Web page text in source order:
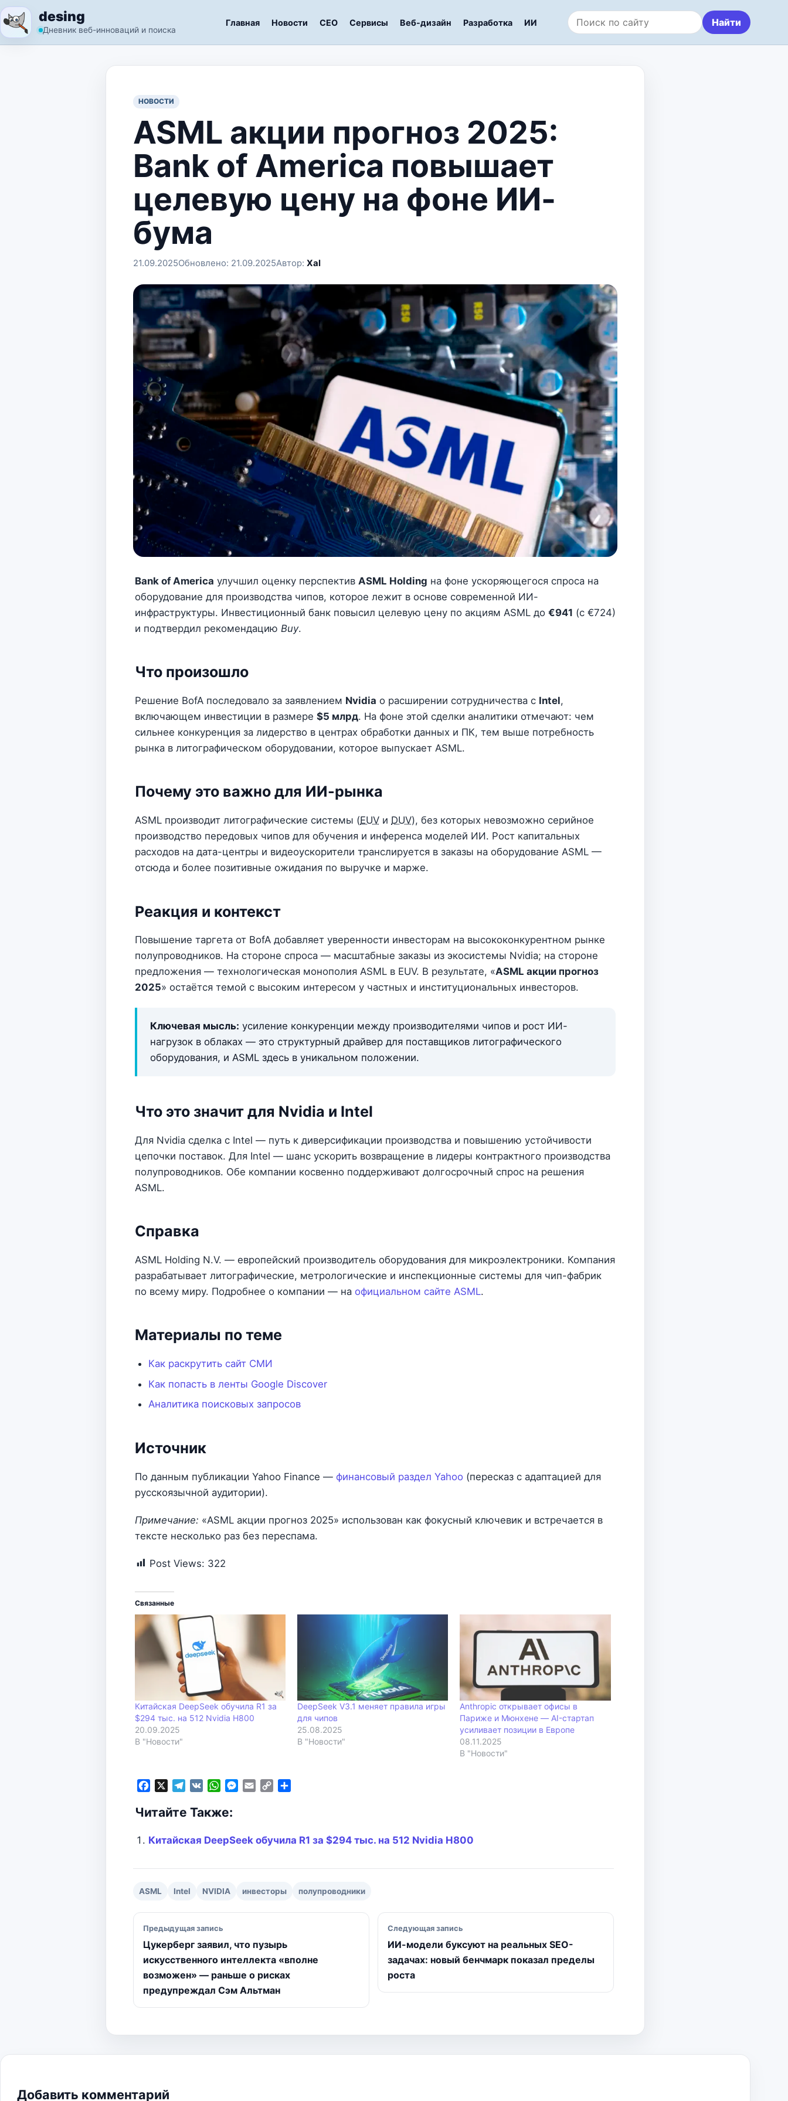
Перейти к содержимому
desing
Дневник веб-инноваций и поиска
Главная Новости СЕО Сервисы Веб-дизайн Разработка ИИ
Поиск по сайту
Найти
НОВОСТИ
ASML акции прогноз 2025:
Bank of America повышает
целевую цену на фоне ИИ-
бума
21.09.2025Обновлено: 21.09.2025Автор: Xal
Bank of America улучшил оценку перспектив ASML Holding на фоне ускоряющегося спроса на
оборудование для производства чипов, которое лежит в основе современной ИИ-
инфраструктуры. Инвестиционный банк повысил целевую цену по акциям ASML до €941 (с €724)
и подтвердил рекомендацию Buy.
Что произошло
Решение BofA последовало за заявлением Nvidia о расширении сотрудничества с Intel,
включающем инвестиции в размере $5 млрд. На фоне этой сделки аналитики отмечают: чем
сильнее конкуренция за лидерство в центрах обработки данных и ПК, тем выше потребность
рынка в литографическом оборудовании, которое выпускает ASML.
Почему это важно для ИИ-рынка
ASML производит литографические системы (EUV и DUV), без которых невозможно серийное
производство передовых чипов для обучения и инференса моделей ИИ. Рост капитальных
расходов на дата-центры и видеоускорители транслируется в заказы на оборудование ASML —
отсюда и более позитивные ожидания по выручке и марже.
Реакция и контекст
Повышение таргета от BofA добавляет уверенности инвесторам на высококонкурентном рынке
полупроводников. На стороне спроса — масштабные заказы из экосистемы Nvidia; на стороне
предложения — технологическая монополия ASML в EUV. В результате, «ASML акции прогноз
2025» остаётся темой с высоким интересом у частных и институциональных инвесторов.
Ключевая мысль: усиление конкуренции между производителями чипов и рост ИИ-
нагрузок в облаках — это структурный драйвер для поставщиков литографического
оборудования, и ASML здесь в уникальном положении.
Что это значит для Nvidia и Intel
Для Nvidia сделка с Intel — путь к диверсификации производства и повышению устойчивости
цепочки поставок. Для Intel — шанс ускорить возвращение в лидеры контрактного производства
полупроводников. Обе компании косвенно поддерживают долгосрочный спрос на решения
ASML.
Справка
ASML Holding N.V. — европейский производитель оборудования для микроэлектроники. Компания
разрабатывает литографические, метрологические и инспекционные системы для чип-фабрик
по всему миру. Подробнее о компании — на официальном сайте ASML.
Материалы по теме
Как раскрутить сайт СМИ
Как попасть в ленты Google Discover
Аналитика поисковых запросов
Источник
По данным публикации Yahoo Finance — финансовый раздел Yahoo (пересказ с адаптацией для
русскоязычной аудитории).
Примечание: «ASML акции прогноз 2025» использован как фокусный ключевик и встречается в
тексте несколько раз без переспама.
Post Views: 322
Связанные
Китайская DeepSeek обучила R1 за
$294 тыс. на 512 Nvidia H800
20.09.2025
В "Новости"
DeepSeek V3.1 меняет правила игры
для чипов
25.08.2025
В "Новости"
Anthropic открывает офисы в
Париже и Мюнхене — AI-стартап
усиливает позиции в Европе
08.11.2025
В "Новости"
c
b
l
g
W
a
s
M
e
l
L
а
Читайте Также:
Китайская DeepSeek обучила R1 за $294 тыс. на 512 Nvidia H800
ASML Intel NVIDIA инвесторы полупроводники
Навигация по записям
Предыдущая запись
Цукерберг заявил, что пузырь
искусственного интеллекта «вполне
возможен» — раньше о рисках
предупреждал Сэм Альтман
Следующая запись
ИИ-модели буксуют на реальных SEO-
задачах: новый бенчмарк показал пределы
роста
Добавить комментарий